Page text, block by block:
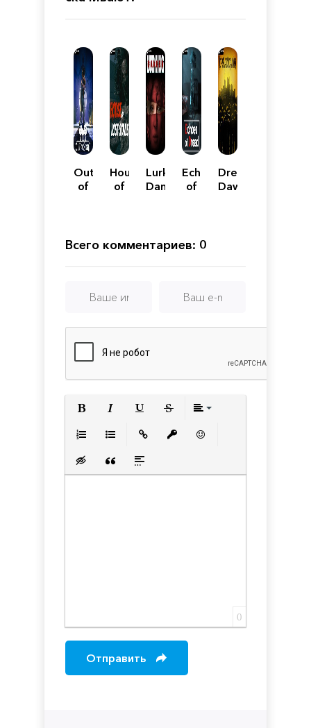
Out
of
House
of
Lurking
Danger
Echoes
of
Dread
Dawn
Всего комментариев: 0
Вставка скрытого текста
Вставка цитаты
Вставка спойлера
0
Отправить